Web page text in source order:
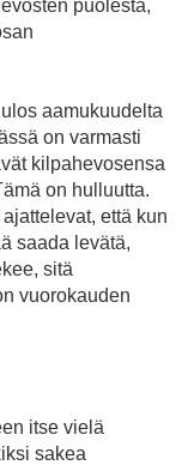
puolesta,
aamukuudelta
on varmasti
kilpahevosensa
on hulluutta.
että kun
saada levätä,
sitä
vuorokauden
itse vielä
sakea